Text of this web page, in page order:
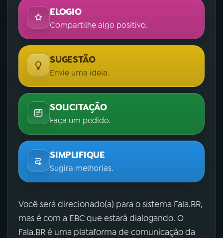
ELOGIO
Compartilhe algo positivo.
SUGESTÃO
Envie uma ideia.
SOLICITAÇÃO
Faça um pedido.
SIMPLIFIQUE
Sugira melhorias.
Você será direcionado(a) para o sistema Fala.BR,
mas é com a EBC que estará dialogando. O
Fala.BR é uma plataforma de comunicação da